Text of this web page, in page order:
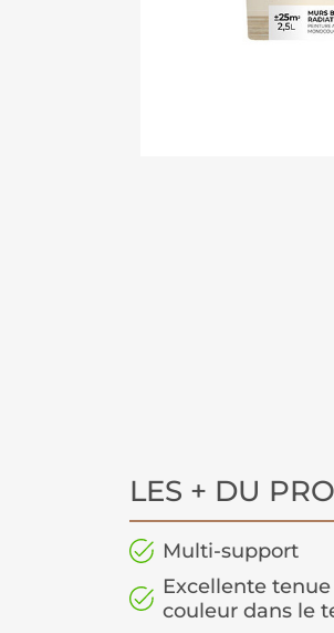
LES + DU
Multi-support
Excellente
couleur dans le